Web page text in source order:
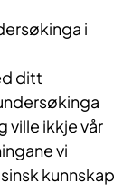
i
ditt
ville ikkje vår
vi
kunnskap